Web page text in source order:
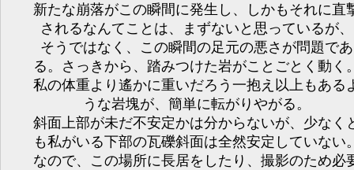
新たな崩落がこの瞬間に発生し、しかもそれに直
されるなんてことは、まずないと思っているが、
そうではなく、この瞬間の足元の悪さが問題であ
る。さっきから、踏みつけた岩がことごとく動く
私の体重より遙かに重いだろう一抱え以上もある
うな岩塊が、簡単に転がりやがる。
斜面上部が未だ不安定かは分からないが、少なく
も私がいる下部の瓦礫斜面は全然安定していない
なので、この場所に長居をしたり、撮影のため必